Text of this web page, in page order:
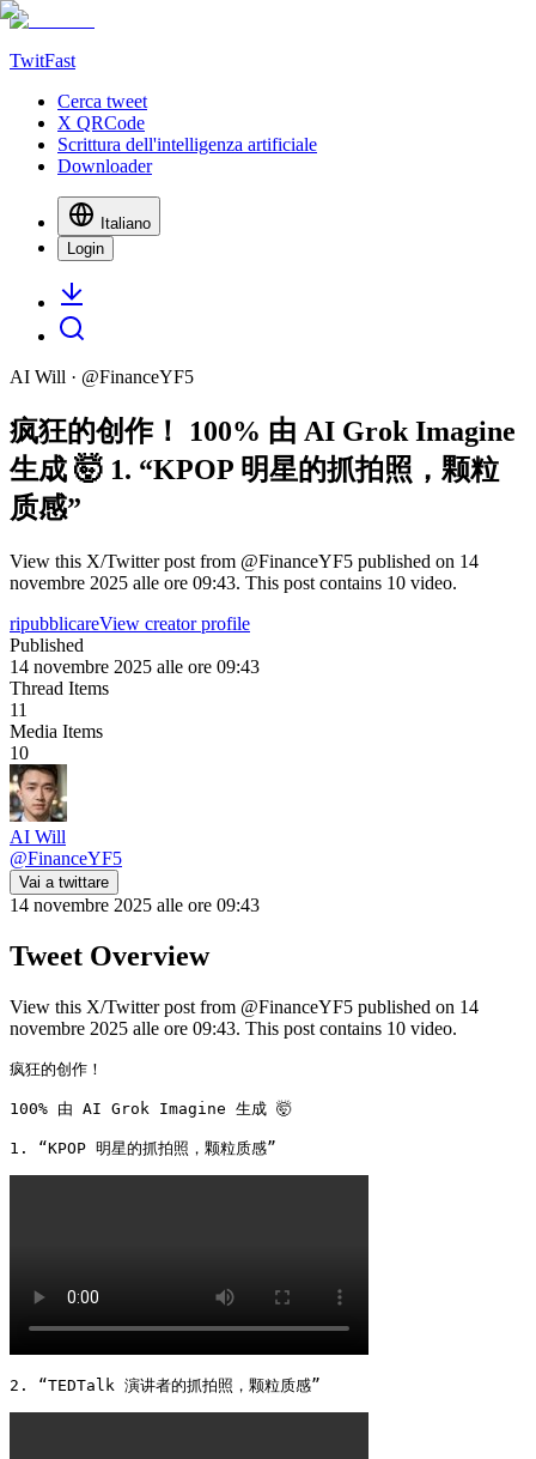
TwitFast
Cerca tweet
X QRCode
Scrittura dell'intelligenza artificiale
Downloader
Italiano
Login
AI Will · @FinanceYF5
疯狂的创作！ 100% 由 AI Grok Imagine
生成 🤯 1. “KPOP 明星的抓拍照，颗粒
质感”
View this X/Twitter post from @FinanceYF5 published on 14
novembre 2025 alle ore 09:43. This post contains 10 video.
ripubblicareView creator profile
Published
14 novembre 2025 alle ore 09:43
Thread Items
11
Media Items
10
AI Will
@FinanceYF5
Vai a twittare
14 novembre 2025 alle ore 09:43
Tweet Overview
View this X/Twitter post from @FinanceYF5 published on 14
novembre 2025 alle ore 09:43. This post contains 10 video.
疯狂的创作！
100% 由 AI Grok Imagine 生成 🤯
1. “KPOP 明星的抓拍照，颗粒质感”
2. “TEDTalk 演讲者的抓拍照，颗粒质感”